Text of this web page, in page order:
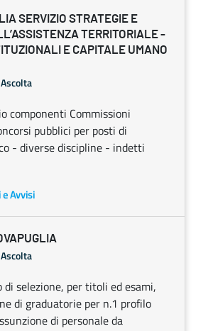
SERVIZIO STRATEGIE E
TERRITORIALE -
E CAPITALE UMANO
Ascolta
componenti Commissioni
pubblici per posti di
- diverse discipline - indetti
e Avvisi
Ascolta
di selezione, per titoli ed esami,
di graduatorie per n.1 profilo
di personale da